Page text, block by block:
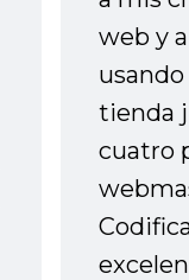
web y
tienda
cuatro